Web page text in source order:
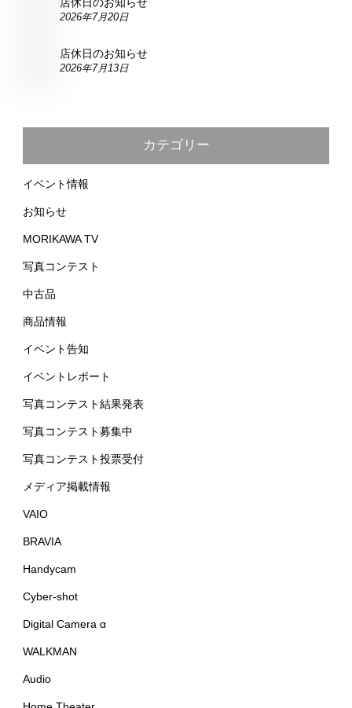
2026年7月20日
店休日のお知らせ
2026年7月13日
カテゴリー
イベント情報
お知らせ
MORIKAWA TV
写真コンテスト
中古品
商品情報
イベント告知
イベントレポート
写真コンテスト結果発表
写真コンテスト募集中
写真コンテスト投票受付
メディア掲載情報
VAIO
BRAVIA
Handycam
Cyber-shot
Digital Camera α
WALKMAN
Audio